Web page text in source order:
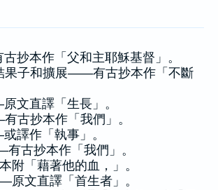
抄本作「父和主耶穌基督」。
果子和擴展——有古抄本作「不斷
文直譯「生長」。
古抄本作「我們」。
譯作「執事」。
古抄本作「我們」。
附「藉著他的血，」。
文直譯「首生者」。